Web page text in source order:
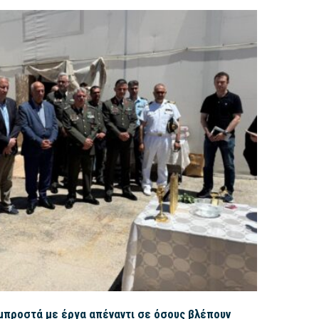
με έργα απέναντι σε όσους βλέπουν